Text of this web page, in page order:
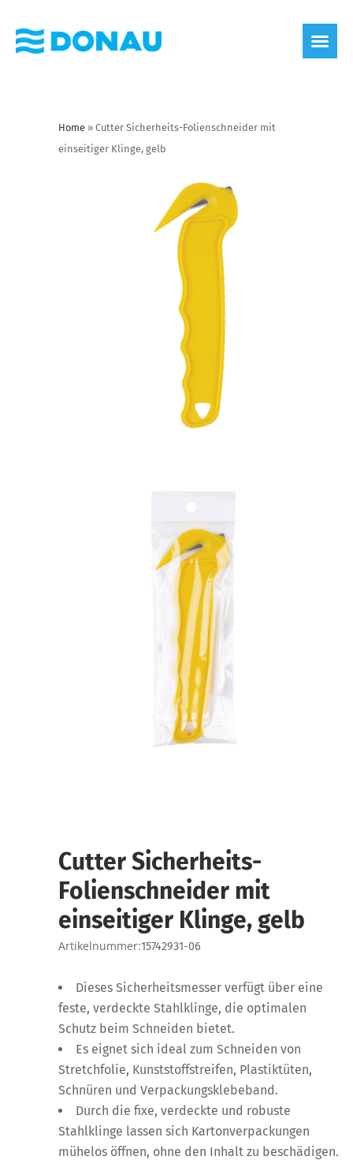
Home » Cutter Sicherheits-Folienschneider mit
einseitiger Klinge, gelb
Cutter Sicherheits-
Folienschneider mit
einseitiger Klinge, gelb
Artikelnummer:15742931-06
Dieses Sicherheitsmesser verfügt über eine
feste, verdeckte Stahlklinge, die optimalen
Schutz beim Schneiden bietet.
Es eignet sich ideal zum Schneiden von
Stretchfolie, Kunststoffstreifen, Plastiktüten,
Schnüren und Verpackungsklebeband.
Durch die fixe, verdeckte und robuste
Stahlklinge lassen sich Kartonverpackungen
mühelos öffnen, ohne den Inhalt zu beschädigen.